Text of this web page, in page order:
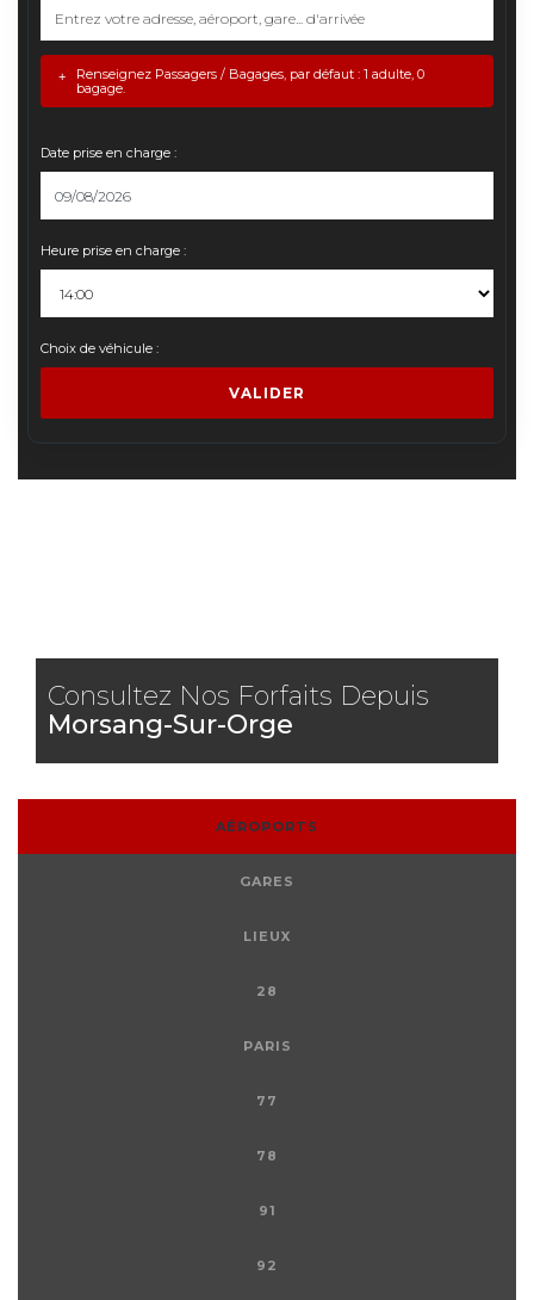
Renseignez Passagers / Bagages, par défaut : 1 adulte, 0
bagage.
+
Date prise en charge :
Heure prise en charge :
Choix de véhicule :
VALIDER
Consultez Nos Forfaits Depuis
Morsang-Sur-Orge
AÉROPORTS
GARES
LIEUX
28
PARIS
77
78
91
92